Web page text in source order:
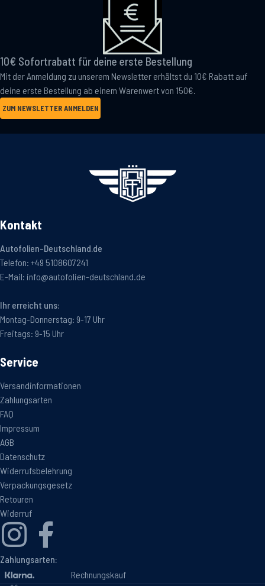
10€ Sofortrabatt für deine erste Bestellung
Mit der Anmeldung zu unserem Newsletter erhältst du 10€ Rabatt auf
deine erste Bestellung ab einem Warenwert von 150€.
ZUM NEWSLETTER ANMELDEN
Kontakt
Autofolien-Deutschland.de
Telefon: +49 5108607241
E-Mail: info@autofolien-deutschland.de
Ihr erreicht uns:
Montag-Donnerstag: 9-17 Uhr
Freitags: 9-15 Uhr
Service
Versandinformationen
Zahlungsarten
FAQ
Impressum
AGB
Datenschutz
Widerrufsbelehrung
Verpackungsgesetz
Retouren
Widerruf
Zahlungsarten:
Rechnungskauf